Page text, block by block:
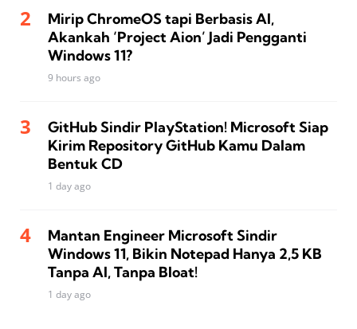
Mirip ChromeOS tapi Berbasis AI,
Akankah ‘Project Aion’ Jadi Pengganti
Windows 11?
9 hours ago
GitHub Sindir PlayStation! Microsoft Siap
Kirim Repository GitHub Kamu Dalam
Bentuk CD
1 day ago
Mantan Engineer Microsoft Sindir
Windows 11, Bikin Notepad Hanya 2,5 KB
Tanpa AI, Tanpa Bloat!
1 day ago